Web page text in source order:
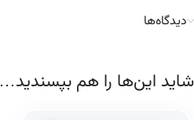
دیدگاه‌ها
شاید این‌ها را هم بپسندید…